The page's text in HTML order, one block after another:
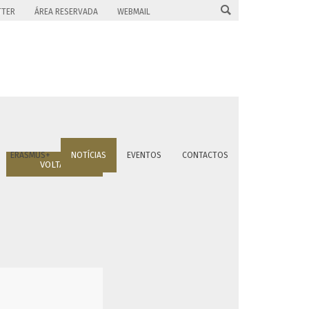
ÁREA RESERVADA WEBMAIL 
ERASMUS+ NOTÍCIAS EVENTOS CONTACTOS
VOLTAR